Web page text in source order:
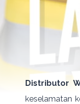
Distributor
keselamatan